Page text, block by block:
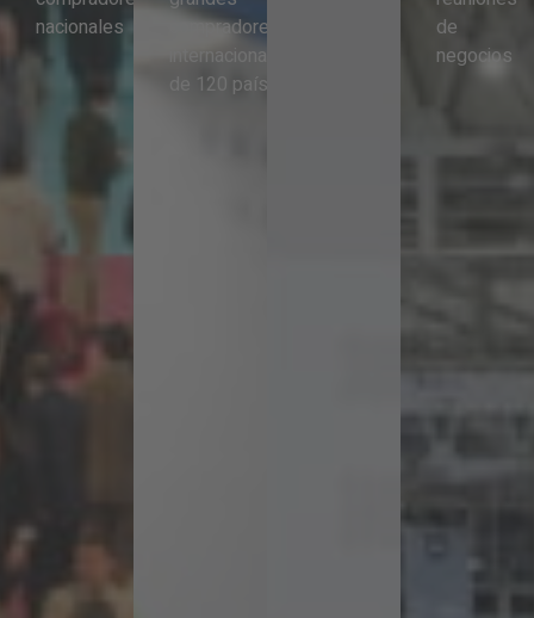
nacionales
compradores
internacionales
de 120 países
de
negocios